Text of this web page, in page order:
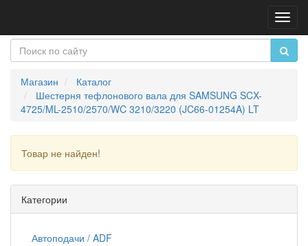
Магазин
Каталог
Шестерня тефлонового вала для SAMSUNG SCX-
4725/ML-2510/2570/WC 3210/3220 (JC66-01254A) LT
Товар не найден!
Категории
Автоподачи / ADF